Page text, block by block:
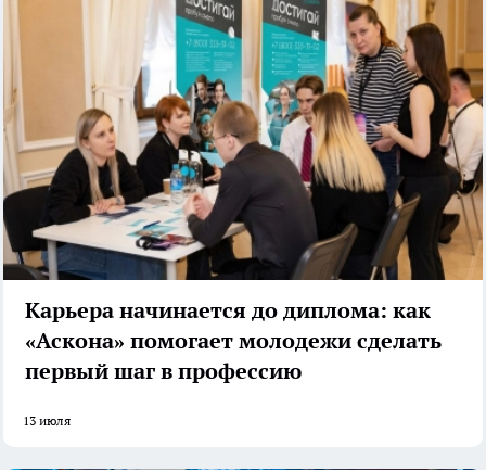
Карьера начинается до диплома: как
«Аскона» помогает молодежи сделать
первый шаг в профессию
13 июля